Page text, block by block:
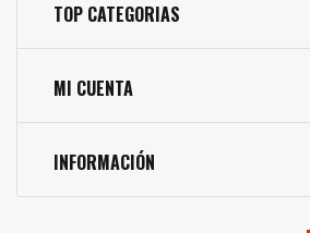
TOP CATEGORIAS
MI CUENTA
INFORMACIÓN